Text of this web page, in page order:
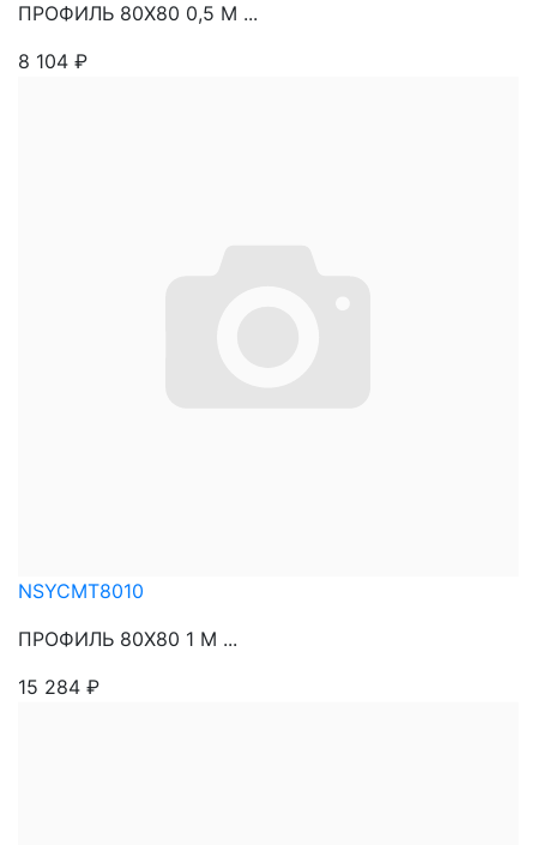
ПРОФИЛЬ 80Х80 0,5 М ...
8 104 ₽
NSYCMT8010
ПРОФИЛЬ 80Х80 1 М ...
15 284 ₽